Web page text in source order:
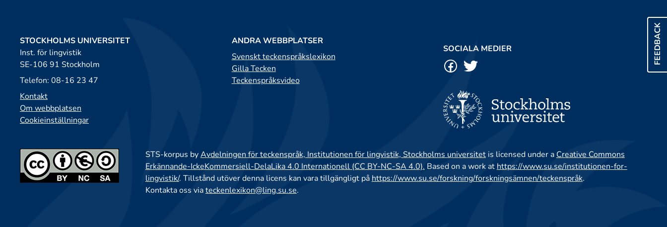
FEEDBACK
STOCKHOLMS UNIVERSITET
Inst. för lingvistik
SE-106 91 Stockholm
Telefon: 08-16 23 47
Kontakt
Om webbplatsen
Cookieinställningar
ANDRA WEBBPLATSER
Svenskt teckenspråkslexikon
Gilla Tecken
Teckenspråksvideo
SOCIALA MEDIER
STS-korpus byAvdelningen för teckenspråk, Institutionen för lingvistik, Stockholms universitetis licensed under a Creative Commons
Erkännande-IckeKommersiell-DelaLika 4.0 Internationell (CC BY-NC-SA 4.0). Based on a work at https://www.su.se/institutionen-for-
lingvistik/. Tillstånd utöver denna licens kan vara tillgängligt på https://www.su.se/forskning/forskningsämnen/teckenspråk.
Kontakta oss viateckenlexikon@ling.su.se.